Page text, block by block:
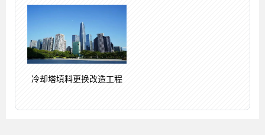
冷却塔填料更换改造工程